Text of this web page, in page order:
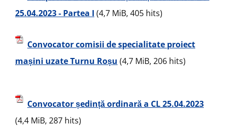
25.04.2023 - Partea I (4,7 MiB, 405 hits)
Convocator comisii de specialitate proiect
mașini uzate Turnu Roșu (4,7 MiB, 206 hits)
Convocator ședință ordinară a CL 25.04.2023
(4,4 MiB, 287 hits)